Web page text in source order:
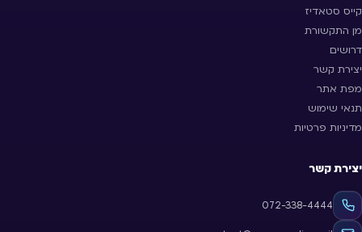
קייס סטאדיז
מן התקשורת
דרושים
יצירת קשר
מפת אתר
תנאי שימוש
מדיניות פרטיות
יצירת קשר
072-338-4444